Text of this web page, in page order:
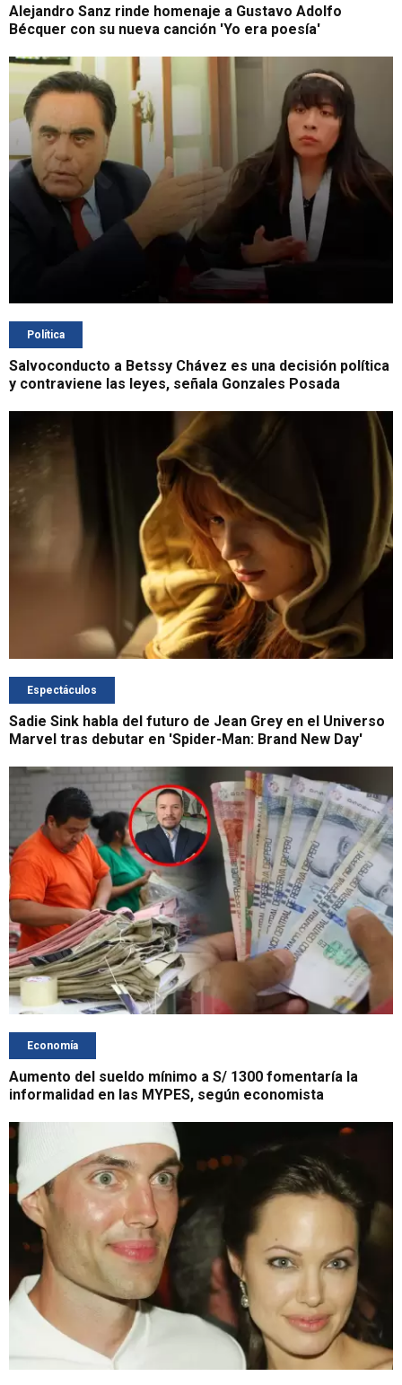
Alejandro Sanz rinde homenaje a Gustavo Adolfo
Bécquer con su nueva canción 'Yo era poesía'
Política
Salvoconducto a Betssy Chávez es una decisión política
y contraviene las leyes, señala Gonzales Posada
Espectáculos
Sadie Sink habla del futuro de Jean Grey en el Universo
Marvel tras debutar en 'Spider-Man: Brand New Day'
Economía
Aumento del sueldo mínimo a S/ 1300 fomentaría la
informalidad en las MYPES, según economista